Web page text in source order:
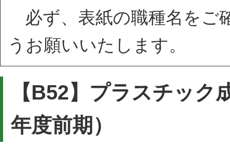
必ず、表紙の職種名をご
うお願いいたします。
【B52】プラスチック
年度前期）